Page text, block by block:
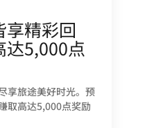
享精彩回
达5,000点
享旅途美好时光。预
取高达5,000点奖励